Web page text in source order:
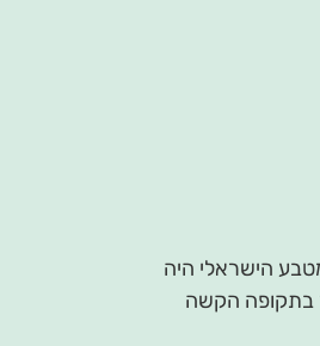
הישראלי היה
יגאל הורביץ שכיהן כשר האוצר בתקופה הקשה